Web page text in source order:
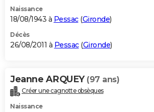
Naissance
18/08/1943 à Pessac(Gironde)
Décès
26/08/2011 à Pessac(Gironde)
Jeanne ARQUEY (97 ans)
Créer une cagnotte obsèques
Naissance